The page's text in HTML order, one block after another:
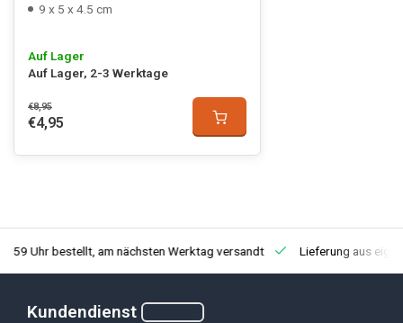
9 x 5 x 4.5 cm
Auf Lager
Auf Lager, 2-3 Werktage
€8,95
€4,95
Uhr bestellt, am nächsten Werktag versandt Lieferung aus
Kundendienst